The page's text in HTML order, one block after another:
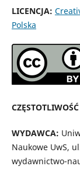
LICENCJA:
Polska
WYDAWCA:
Naukowe UwS,
wydawnictwo-